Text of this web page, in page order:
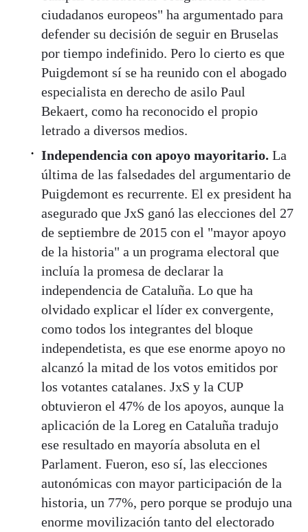
ciudadanos europeos" ha argumentado para
defender su decisión de seguir en Bruselas
por tiempo indefinido. Pero lo cierto es que
Puigdemont sí se ha reunido con el abogado
especialista en derecho de asilo Paul
Bekaert, como ha reconocido el propio
letrado a diversos medios.
Independencia con apoyo mayoritario. La
última de las falsedades del argumentario de
Puigdemont es recurrente. El ex president ha
asegurado que JxS ganó las elecciones del 27
de septiembre de 2015 con el "mayor apoyo
de la historia" a un programa electoral que
incluía la promesa de declarar la
independencia de Cataluña. Lo que ha
olvidado explicar el líder ex convergente,
como todos los integrantes del bloque
independetista, es que ese enorme apoyo no
alcanzó la mitad de los votos emitidos por
los votantes catalanes. JxS y la CUP
obtuvieron el 47% de los apoyos, aunque la
aplicación de la Loreg en Cataluña tradujo
ese resultado en mayoría absoluta en el
Parlament. Fueron, eso sí, las elecciones
autonómicas con mayor participación de la
historia, un 77%, pero porque se produjo una
enorme movilización tanto del electorado